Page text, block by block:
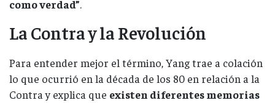
como verdad”.
La Contra y la Revolución
Para entender mejor el término, Yang trae a colación
lo que ocurrió en la década de los 80 en relación a la
Contra y explica que existen diferentes memorias